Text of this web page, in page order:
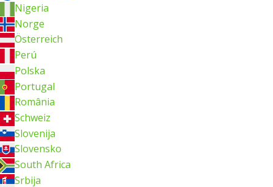
Nigeria
Norge
Österreich
Perú
Polska
Portugal
România
Schweiz
Slovenija
Slovensko
South Africa
Srbija